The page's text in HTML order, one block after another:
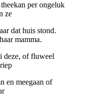
per ongeluk
ze
dat huis stond.
mamma.
deze, of fluweel
en meegaan of